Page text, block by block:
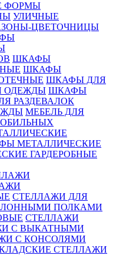
ФОРМЫ
УЛИЧНЫЕ
ЦВЕТОЧНИЦЫ
ШКАФЫ
ШКАФЫ
ШКАФЫ ДЛЯ
ОДЕЖДЫ ШКАФЫ
РАЗДЕВАЛОК
МЕБЕЛЬ ДЛЯ
МЕТАЛЛИЧЕСКИЕ
ГАРДЕРОБНЫЕ
СТЕЛЛАЖИ ДЛЯ
ПОЛКАМИ
СТЕЛЛАЖИ
С ВЫКАТНЫМИ
С КОНСОЛЯМИ
СТЕЛЛАЖИ